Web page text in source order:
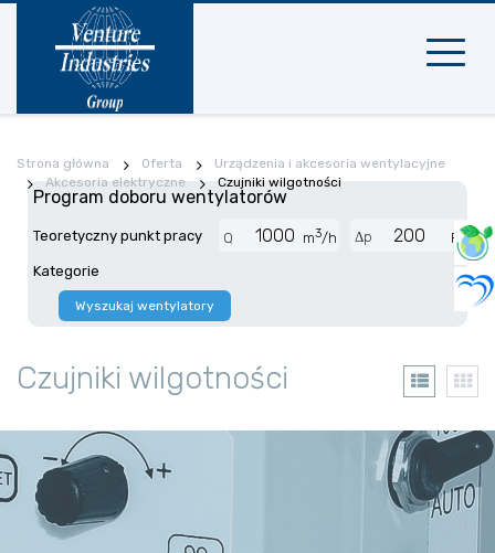
mobilna
Strona główna Oferta
Urządzenia i akcesoria wentylacyjne
Akcesoria elektryczne
Czujniki wilgotności
Program doboru wentylatorów
Teoretyczny punkt pracy Q m3/h Δp
Pa
Kategorie
Wyszukaj wentylatory
Czujniki wilgotności